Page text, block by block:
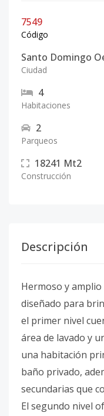
7549
Código
Santo Domingo
Ciudad
4
Habitaciones
2
Parqueos
18241 Mt2
Construcción
Descripción
Hermoso y
diseñado para
el primer nivel
área de lavado y
una habitación
baño privado,
secundarias que
El segundo nivel